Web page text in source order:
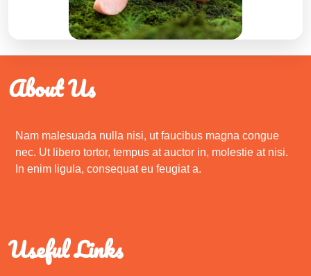
About Us
Nam malesuada nulla nisi, ut faucibus magna congue
nec. Ut libero tortor, tempus at auctor in, molestie at nisi.
In enim ligula, consequat eu feugiat a.
Useful Links